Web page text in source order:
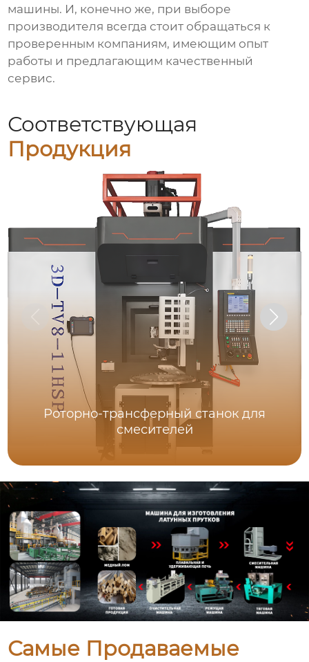
машины. И, конечно же, при выборе
производителя всегда стоит обращаться к
проверенным компаниям, имеющим опыт
работы и предлагающим качественный
сервис.
Соответствующая
Продукция
Роторно-трансферный станок для
смесителей
Самые Продаваемые